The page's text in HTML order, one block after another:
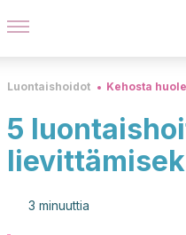
Luontaishoidot Kehosta
5
3 minuuttia